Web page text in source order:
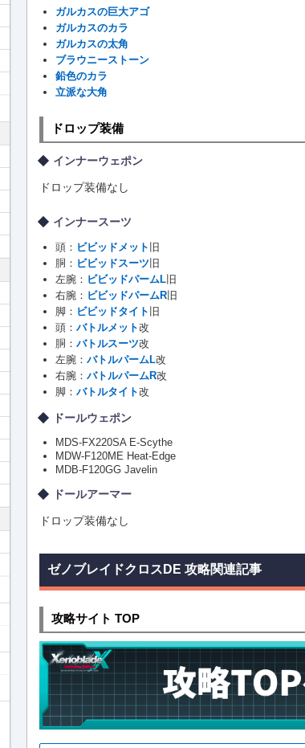
ガルカスの巨大アゴ
ガルカスのカラ
ガルカスの太角
ブラウニーストーン
鉛色のカラ
立派な大角
ドロップ装備
インナーウェポン
ドロップ装備なし
インナースーツ
頭： ビビッドメット 旧
胴： ビビッドスーツ 旧
左腕： ビビッドパームL 旧
右腕： ビビッドパームR 旧
脚： ビビッドタイト 旧
頭： バトルメット改
胴： バトルスーツ改
左腕： バトルパームL改
右腕： バトルパームR改
脚： バトルタイト改
ドールウェポン
MDS-FX220SA E-Scythe
MDW-F120ME Heat-Edge
MDB-F120GG Javelin
ドールアーマー
ドロップ装備なし
ゼノブレイドクロスDE 攻略関連記事
攻略サイト TOP